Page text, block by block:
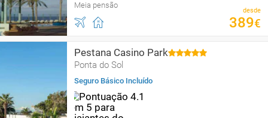
Meia pensão
desde
389€
Pestana Casino Park
Ponta do Sol
Seguro Básico Incluído